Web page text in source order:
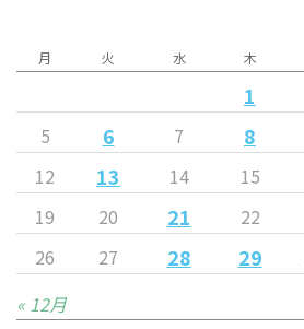
月 火 水 木
1
5 6 7 8
12
13 14 15
19
20 21 22
26
27 28 29
« 12月